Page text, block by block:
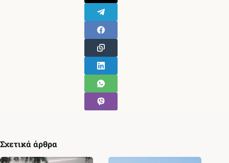
Σχετικά άρθρα